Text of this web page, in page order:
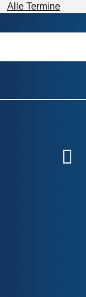
Alle Termine